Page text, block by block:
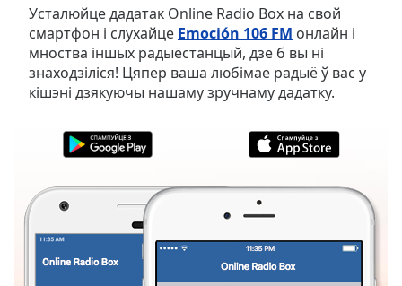
Skip
Backward
Skip
Forward
Mute
Current
Duration-:-
0.00%
Stream
TypeLIVE
Seek to
Усталюйце дадатак Online Radio Box на свой
смартфон і слухайце Emoción 106 FM онлайн і
мноства іншых радыёстанцый, дзе б вы ні
знаходзіліся! Цяпер ваша любімае радыё ў вас у
кішэні дзякуючы нашаму зручнаму дадатку.